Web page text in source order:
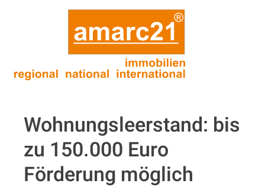
Wohnungsleerstand: bis
zu 150.000 Euro
Förderung möglich